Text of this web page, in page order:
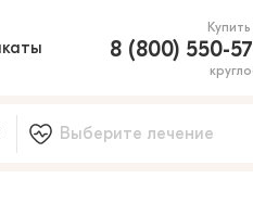
8 (800) 550-